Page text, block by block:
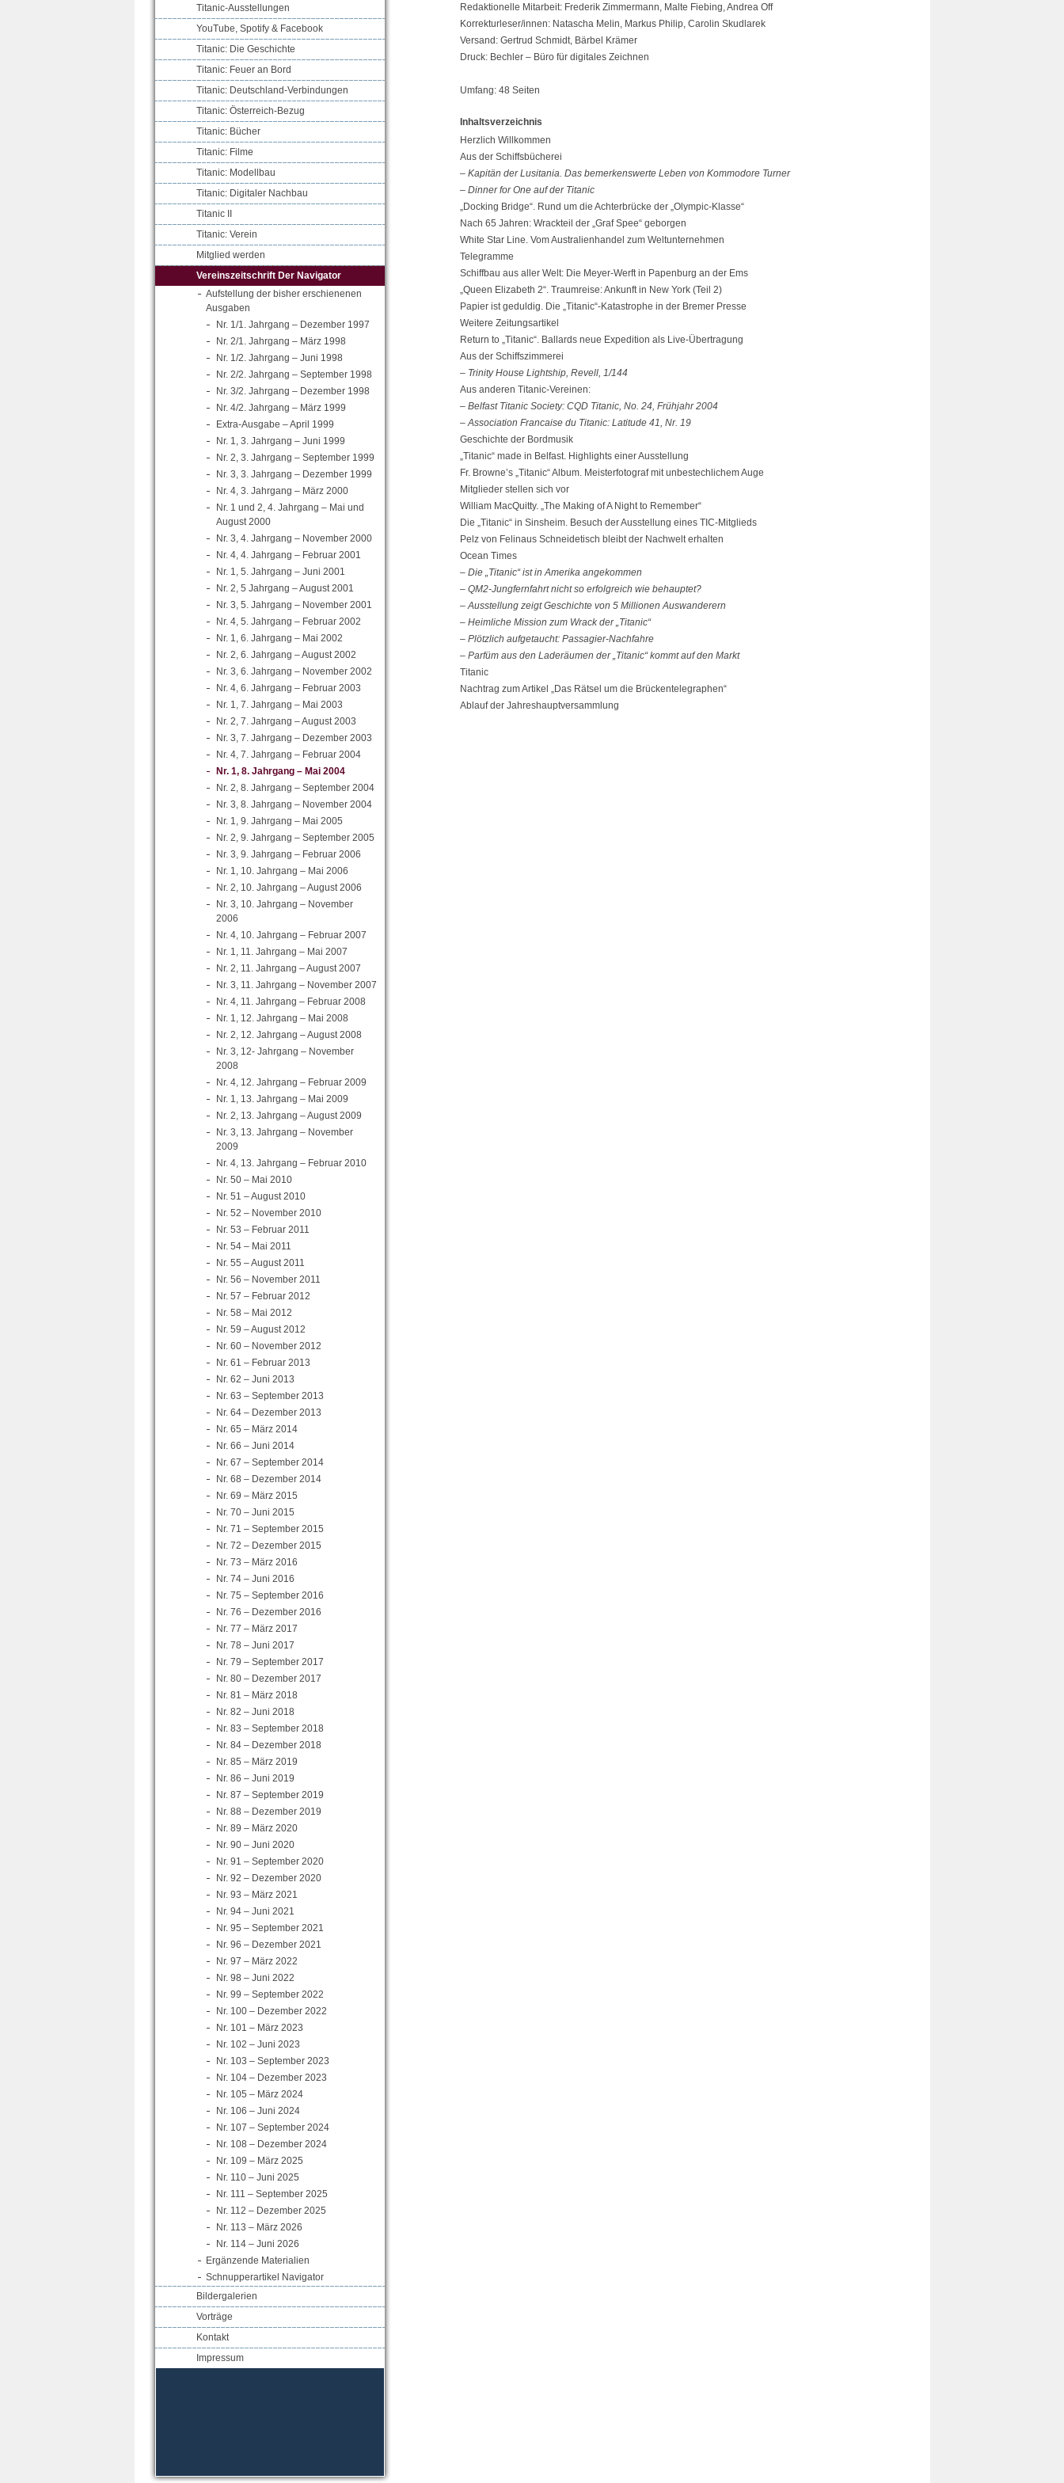
Titanic-Ausstellungen
YouTube, Spotify & Facebook
Titanic: Die Geschichte
Titanic: Feuer an Bord
Titanic: Deutschland-Verbindungen
Titanic: Österreich-Bezug
Titanic: Bücher
Titanic: Filme
Titanic: Modellbau
Titanic: Digitaler Nachbau
Titanic II
Titanic: Verein
Mitglied werden
Vereinszeitschrift Der Navigator
Aufstellung der bisher erschienenen
Ausgaben
Nr. 1/1. Jahrgang – Dezember 1997
Nr. 2/1. Jahrgang – März 1998
Nr. 1/2. Jahrgang – Juni 1998
Nr. 2/2. Jahrgang – September 1998
Nr. 3/2. Jahrgang – Dezember 1998
Nr. 4/2. Jahrgang – März 1999
Extra-Ausgabe – April 1999
Nr. 1, 3. Jahrgang – Juni 1999
Nr. 2, 3. Jahrgang – September 1999
Nr. 3, 3. Jahrgang – Dezember 1999
Nr. 4, 3. Jahrgang – März 2000
Nr. 1 und 2, 4. Jahrgang – Mai und
August 2000
Nr. 3, 4. Jahrgang – November 2000
Nr. 4, 4. Jahrgang – Februar 2001
Nr. 1, 5. Jahrgang – Juni 2001
Nr. 2, 5 Jahrgang – August 2001
Nr. 3, 5. Jahrgang – November 2001
Nr. 4, 5. Jahrgang – Februar 2002
Nr. 1, 6. Jahrgang – Mai 2002
Nr. 2, 6. Jahrgang – August 2002
Nr. 3, 6. Jahrgang – November 2002
Nr. 4, 6. Jahrgang – Februar 2003
Nr. 1, 7. Jahrgang – Mai 2003
Nr. 2, 7. Jahrgang – August 2003
Nr. 3, 7. Jahrgang – Dezember 2003
Nr. 4, 7. Jahrgang – Februar 2004
Nr. 1, 8. Jahrgang – Mai 2004
Nr. 2, 8. Jahrgang – September 2004
Nr. 3, 8. Jahrgang – November 2004
Nr. 1, 9. Jahrgang – Mai 2005
Nr. 2, 9. Jahrgang – September 2005
Nr. 3, 9. Jahrgang – Februar 2006
Nr. 1, 10. Jahrgang – Mai 2006
Nr. 2, 10. Jahrgang – August 2006
Nr. 3, 10. Jahrgang – November
2006
Nr. 4, 10. Jahrgang – Februar 2007
Nr. 1, 11. Jahrgang – Mai 2007
Nr. 2, 11. Jahrgang – August 2007
Nr. 3, 11. Jahrgang – November 2007
Nr. 4, 11. Jahrgang – Februar 2008
Nr. 1, 12. Jahrgang – Mai 2008
Nr. 2, 12. Jahrgang – August 2008
Nr. 3, 12- Jahrgang – November
2008
Nr. 4, 12. Jahrgang – Februar 2009
Nr. 1, 13. Jahrgang – Mai 2009
Nr. 2, 13. Jahrgang – August 2009
Nr. 3, 13. Jahrgang – November
2009
Nr. 4, 13. Jahrgang – Februar 2010
Nr. 50 – Mai 2010
Nr. 51 – August 2010
Nr. 52 – November 2010
Nr. 53 – Februar 2011
Nr. 54 – Mai 2011
Nr. 55 – August 2011
Nr. 56 – November 2011
Nr. 57 – Februar 2012
Nr. 58 – Mai 2012
Nr. 59 – August 2012
Nr. 60 – November 2012
Nr. 61 – Februar 2013
Nr. 62 – Juni 2013
Nr. 63 – September 2013
Nr. 64 – Dezember 2013
Nr. 65 – März 2014
Nr. 66 – Juni 2014
Nr. 67 – September 2014
Nr. 68 – Dezember 2014
Nr. 69 – März 2015
Nr. 70 – Juni 2015
Nr. 71 – September 2015
Nr. 72 – Dezember 2015
Nr. 73 – März 2016
Nr. 74 – Juni 2016
Nr. 75 – September 2016
Nr. 76 – Dezember 2016
Nr. 77 – März 2017
Nr. 78 – Juni 2017
Nr. 79 – September 2017
Nr. 80 – Dezember 2017
Nr. 81 – März 2018
Nr. 82 – Juni 2018
Nr. 83 – September 2018
Nr. 84 – Dezember 2018
Nr. 85 – März 2019
Nr. 86 – Juni 2019
Nr. 87 – September 2019
Nr. 88 – Dezember 2019
Nr. 89 – März 2020
Nr. 90 – Juni 2020
Nr. 91 – September 2020
Nr. 92 – Dezember 2020
Nr. 93 – März 2021
Nr. 94 – Juni 2021
Nr. 95 – September 2021
Nr. 96 – Dezember 2021
Nr. 97 – März 2022
Nr. 98 – Juni 2022
Nr. 99 – September 2022
Nr. 100 – Dezember 2022
Nr. 101 – März 2023
Nr. 102 – Juni 2023
Nr. 103 – September 2023
Nr. 104 – Dezember 2023
Nr. 105 – März 2024
Nr. 106 – Juni 2024
Nr. 107 – September 2024
Nr. 108 – Dezember 2024
Nr. 109 – März 2025
Nr. 110 – Juni 2025
Nr. 111 – September 2025
Nr. 112 – Dezember 2025
Nr. 113 – März 2026
Nr. 114 – Juni 2026
Ergänzende Materialien
Schnupperartikel Navigator
Bildergalerien
Vorträge
Kontakt
Impressum
Redaktionelle Mitarbeit: Frederik Zimmermann, Malte Fiebing, Andrea Off
Korrekturleser/innen: Natascha Melin, Markus Philip, Carolin Skudlarek
Versand: Gertrud Schmidt, Bärbel Krämer
Druck: Bechler – Büro für digitales Zeichnen
Umfang: 48 Seiten
Inhaltsverzeichnis
Herzlich Willkommen
Aus der Schiffsbücherei
– Kapitän der Lusitania. Das bemerkenswerte Leben von Kommodore Turner
– Dinner for One auf der Titanic
„Docking Bridge“. Rund um die Achterbrücke der „Olympic-Klasse“
Nach 65 Jahren: Wrackteil der „Graf Spee“ geborgen
White Star Line. Vom Australienhandel zum Weltunternehmen
Telegramme
Schiffbau aus aller Welt: Die Meyer-Werft in Papenburg an der Ems
„Queen Elizabeth 2“. Traumreise: Ankunft in New York (Teil 2)
Papier ist geduldig. Die „Titanic“-Katastrophe in der Bremer Presse
Weitere Zeitungsartikel
Return to „Titanic“. Ballards neue Expedition als Live-Übertragung
Aus der Schiffszimmerei
– Trinity House Lightship, Revell, 1/144
Aus anderen Titanic-Vereinen:
– Belfast Titanic Society: CQD Titanic, No. 24, Frühjahr 2004
– Association Francaise du Titanic: Latitude 41, Nr. 19
Geschichte der Bordmusik
„Titanic“ made in Belfast. Highlights einer Ausstellung
Fr. Browne’s „Titanic“ Album. Meisterfotograf mit unbestechlichem Auge
Mitglieder stellen sich vor
William MacQuitty. „The Making of A Night to Remember“
Die „Titanic“ in Sinsheim. Besuch der Ausstellung eines TIC-Mitglieds
Pelz von Felinaus Schneidetisch bleibt der Nachwelt erhalten
Ocean Times
– Die „Titanic“ ist in Amerika angekommen
– QM2-Jungfernfahrt nicht so erfolgreich wie behauptet?
– Ausstellung zeigt Geschichte von 5 Millionen Auswanderern
– Heimliche Mission zum Wrack der „Titanic“
– Plötzlich aufgetaucht: Passagier-Nachfahre
– Parfüm aus den Laderäumen der „Titanic“ kommt auf den Markt
Titanic
Nachtrag zum Artikel „Das Rätsel um die Brückentelegraphen“
Ablauf der Jahreshauptversammlung